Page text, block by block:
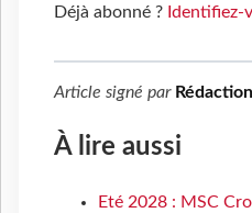
Déjà abonné ? Identifiez-
Article signé par Rédaction
À lire aussi
Eté 2028 : MSC